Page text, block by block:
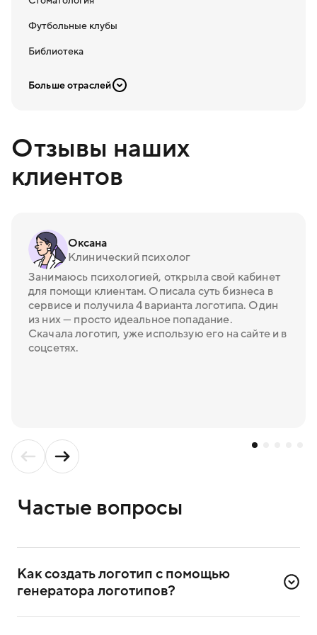
Футбольные клубы
Библиотека
Больше отраслей
Отзывы наших
клиентов
Оксана
Клинический психолог
Занимаюсь психологией, открыла свой кабинет
для помощи клиентам. Описала суть бизнеса в
сервисе и получила 4 варианта логотипа. Один
из них — просто идеальное попадание.
Скачала логотип, уже использую его на сайте и в
соцсетях.
Частые вопросы
Как создать логотип с помощью
генератора логотипов?